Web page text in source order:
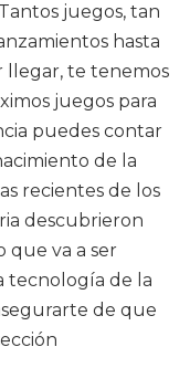
juegos, tan
hasta
llegar, te tenemos
juegos para
puedes contar
de la
recientes de los
descubrieron
que va a ser
tecnología de la
de que